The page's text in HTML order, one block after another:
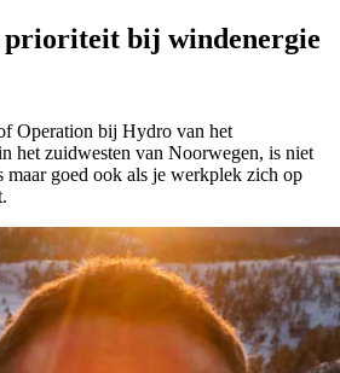
prioriteit bij windenergie
Operation bij Hydro van het
het zuidwesten van Noorwegen, is niet
maar goed ook als je werkplek zich op